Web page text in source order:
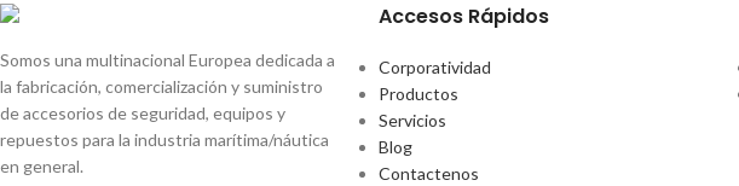
Somos una multinacional Europea dedicada a
la fabricación, comercialización y suministro
de accesorios de seguridad, equipos y
repuestos para la industria marítima/náutica
en general.
Accesos Rápidos
Corporatividad
Productos
Servicios
Blog
Contactenos